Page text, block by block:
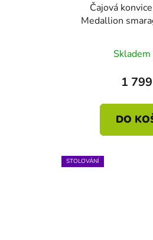
Čajová
Medallion
Skladem
1
DO
STOLOVÁNÍ